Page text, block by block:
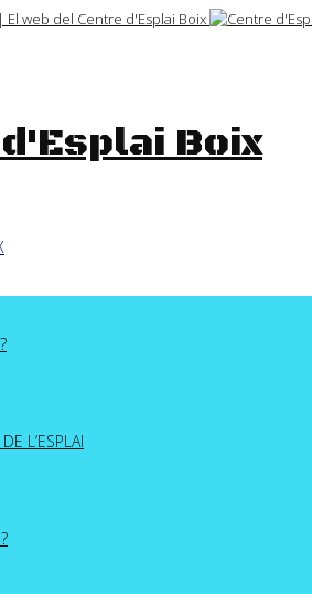
Boix
L’ESPLAI